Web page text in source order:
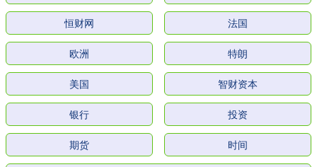
恒财网 法国
欧洲 特朗
美国 智财资本
银行 投资
期货 时间